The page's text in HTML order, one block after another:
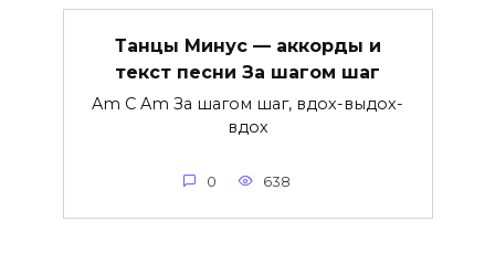
Танцы Минус — аккорды и
текст песни За шагом шаг
Am C Am За шагом шаг, вдох-выдох-
вдох
0 638